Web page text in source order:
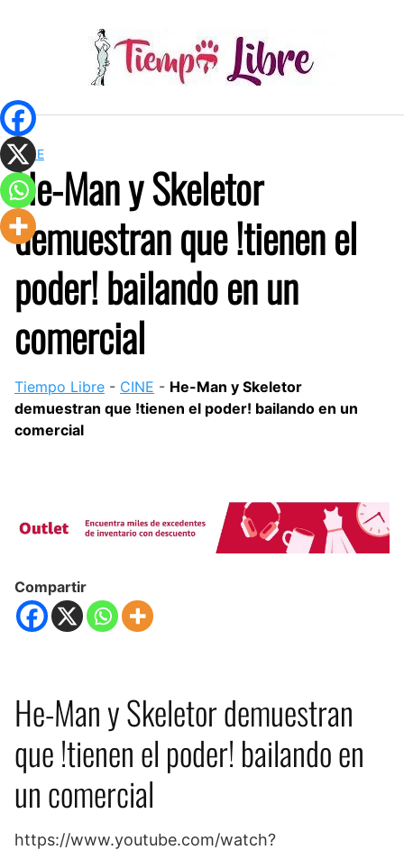
CINE
He-Man y Skeletor
demuestran que !tienen el
poder! bailando en un
comercial
Tiempo Libre - CINE - He-Man y Skeletor
demuestran que !tienen el poder! bailando en un
comercial
Compartir
He-Man y Skeletor demuestran
que !tienen el poder! bailando en
un comercial
https://www.youtube.com/watch?